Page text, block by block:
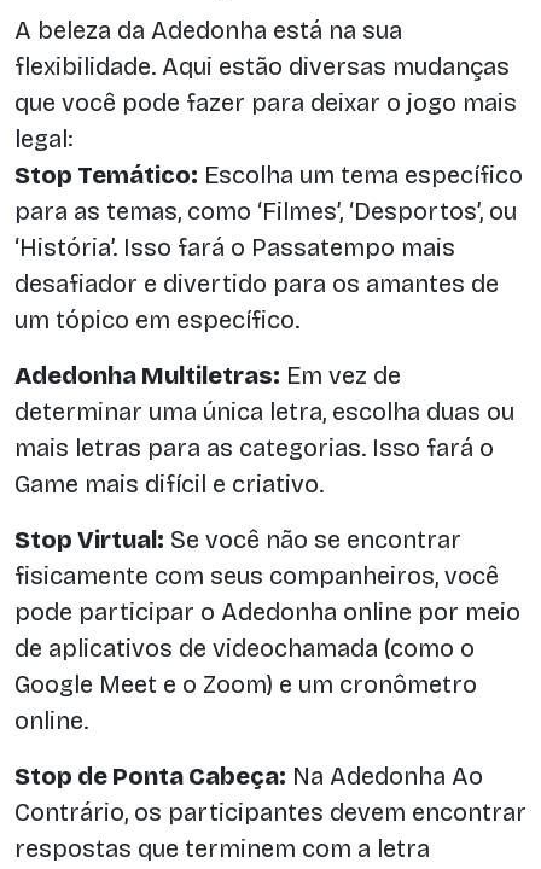
A beleza da Adedonha está na sua
flexibilidade. Aqui estão diversas mudanças
que você pode fazer para deixar o jogo mais
legal:
Stop Temático: Escolha um tema específico
para as temas, como ‘Filmes’, ‘Desportos’, ou
‘História’. Isso fará o Passatempo mais
desafiador e divertido para os amantes de
um tópico em específico.
Adedonha Multiletras: Em vez de
determinar uma única letra, escolha duas ou
mais letras para as categorias. Isso fará o
Game mais difícil e criativo.
Stop Virtual: Se você não se encontrar
fisicamente com seus companheiros, você
pode participar o Adedonha online por meio
de aplicativos de videochamada (como o
Google Meet e o Zoom) e um cronômetro
online.
Stop de Ponta Cabeça: Na Adedonha Ao
Contrário, os participantes devem encontrar
respostas que terminem com a letra